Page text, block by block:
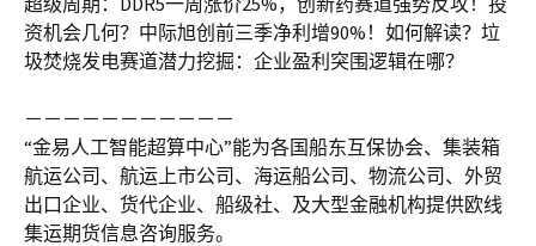
资机会几何？中际旭创前三季净利增90%！如何解读？垃
圾焚烧发电赛道潜力挖掘：企业盈利突围逻辑在哪？
－－－－－－－－－－－
“金易人工智能超算中心”能为各国船东互保协会、集装箱
航运公司、航运上市公司、海运船公司、物流公司、外贸
出口企业、货代企业、船级社、及大型金融机构提供欧线
集运期货信息咨询服务。